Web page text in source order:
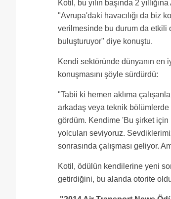
Kotil, bu yılın başında 2
"Avrupa'daki havacılığı da biz
verilmesinde bu durum da etkili
buluşturuyor" diye konuştu.
Kendi sektöründe dünyanın en
konuşmasını şöyle sürdürdü:
"Tabii ki hemen aklıma
arkadaş veya teknik bölümlerde
gördüm. Kendime 'Bu şirket için
yolcuları seviyoruz.
sonrasında çalışması geliyor.
Kotil, ödülün kendilerine yeni
getirdiğini, bu alanda otorite